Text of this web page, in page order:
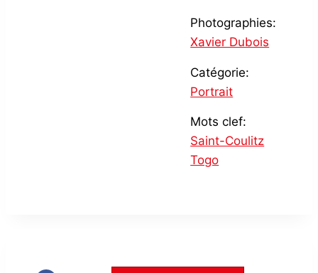
Photographies:
Xavier Dubois
Catégorie:
Portrait
Mots clef:
Saint-Coulitz
Togo